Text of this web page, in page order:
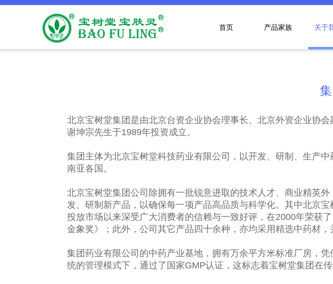
首页 产品家族 关于
北京宝树堂集团是由北京台资企业协会理事长、北京外资企业协
谢坤宗先生于1989年投资成立。
集团主体为北京宝树堂科技药业有限公司，以开发、研制、生产
南亚各国。
北京宝树堂集团公司除拥有一批锐意进取的技术人才、商业精英
发、研制新产品，以确保每一项产品高品质与科学化。其中北京
投放市场以来深受广大消费者的信赖与一致好评，在2000年荣获
金象奖》；此外，公司其它产品四十余种，亦均采用精选中药材，
集团药业有限公司的中药产业基地，拥有万余平方米标准厂房，
统的管理模式下，通过了国家GMP认证，这标志着宝树堂集团在